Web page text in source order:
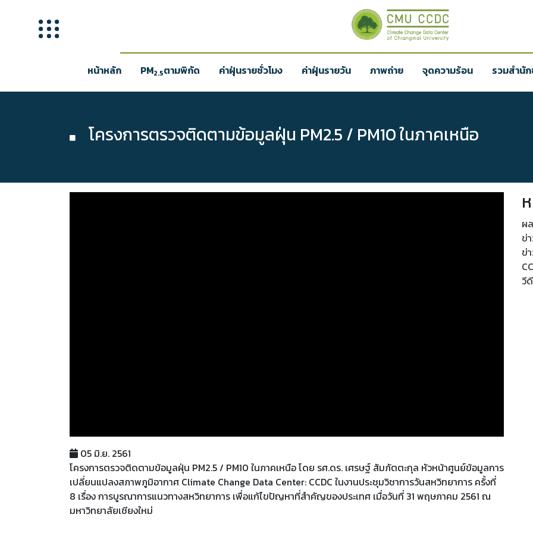
หน้าหลัก PM2.5ตามพิกัด ค่าฝุ่นรายชั่วโมง ค่าฝุ่นรายวัน ภาพถ่าย จุดความร้อน รวมสำนั
โครงการตรวจติดตามข้อมูลฝุ่น PM2.5 / PM10 ในภาคเหนือ
05 มิ.ย. 2561
โครงการตรวจติดตามข้อมูลฝุ่น PM2.5 / PM10 ในภาคเหนือ โดย รศ.ดร. เศรษฐ์ สัมภัตตะกุล หัวหน้าศูนย์ข้อมูลการ
เปลี่ยนแปลงสภาพภูมิอากาศ Climate Change Data Center: CCDC ในงานประชุมวิชาการวันสหวิทยาการ ครั้งที่
8 เรื่อง การบูรณาการแนวทางสหวิทยาการ เพื่อแก้ไขปัญหาที่สำคัญของประเทศ เมื่อวันที่ 31 พฤษภาคม 2561 ณ
มหาวิทยาลัยเชียงใหม่
ผ
ข่
ข่
วี